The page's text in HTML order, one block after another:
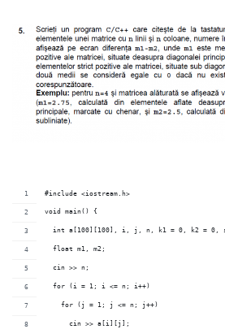
#include <iostream.h>
void main() {
int a[100][100], i, j, n, k1 = 0, k2 = 0,
  float m1, m2;
  cin >> n;
  for (i = 1; i <= n; i++)
    for (j = 1; j <= n; j++)
      cin >> a[i][j];